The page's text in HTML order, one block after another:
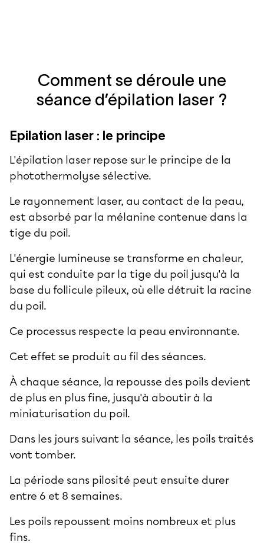
Comment se déroule une
séance d’épilation laser ?
Epilation laser : le principe
L'épilation laser repose sur le principe de la
photothermolyse sélective.
Le rayonnement laser, au contact de la peau,
est absorbé par la mélanine contenue dans la
tige du poil.
L'énergie lumineuse se transforme en chaleur,
qui est conduite par la tige du poil jusqu'à la
base du follicule pileux, où elle détruit la racine
du poil.
Ce processus respecte la peau environnante.
Cet effet se produit au fil des séances.
À chaque séance, la repousse des poils devient
de plus en plus fine, jusqu'à aboutir à la
miniaturisation du poil.
Dans les jours suivant la séance, les poils traités
vont tomber.
La période sans pilosité peut ensuite durer
entre 6 et 8 semaines.
Les poils repoussent moins nombreux et plus
fins.